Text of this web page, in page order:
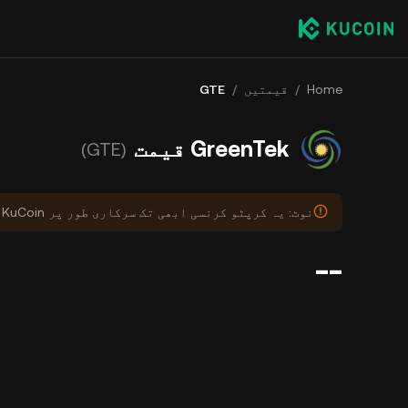
Home
/ قیمتیں /
GTE
GreenTek قیمت (GTE)
نوٹ: یہ کرپٹو کرنسی ابھی تک سرکاری طور پر KuCoin پر درج نہیں ہوئی ہے۔
--